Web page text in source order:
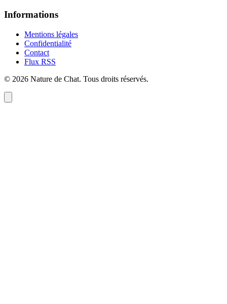
Informations
Mentions légales
Confidentialité
Contact
Flux RSS
© 2026 Nature de Chat. Tous droits réservés.